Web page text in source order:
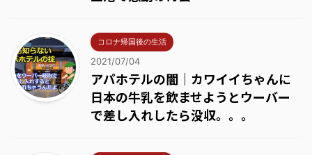
コロナ帰国後の生活
2021/07/04
アパホテルの闇｜カワイイちゃんに
日本の牛乳を飲ませようとウーバー
で差し入れしたら没収。。。